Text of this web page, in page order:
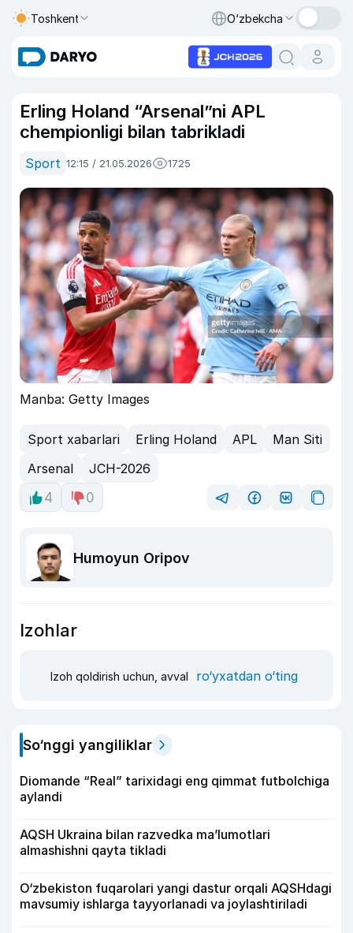
Toshkent O‘zbekcha
Erling Holand “Arsenal”ni APL
chempionligi bilan tabrikladi
Sport 12:15 / 21.05.2026 1725
Manba: Getty Images
Sport xabarlari Erling Holand APL
Man Siti
Arsenal
JCH-2026
4
0
Humoyun Oripov
Izohlar
Izoh qoldirish uchun, avval ro‘yxatdan o‘ting
So‘nggi yangiliklar
Diomande “Real” tarixidagi eng qimmat futbolchiga
aylandi
AQSH Ukraina bilan razvedka ma’lumotlari
almashishni qayta tikladi
O‘zbekiston fuqarolari yangi dastur orqali AQSHdagi
mavsumiy ishlarga tayyorlanadi va joylashtiriladi